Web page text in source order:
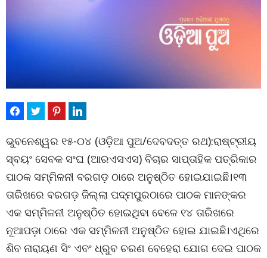
ଭୁବନେଶ୍ୱର ୧୫-୦୪ (ଓଡ଼ିଆ ପୁଅ/ଦେବଦତ୍ତ ରଥ):ରାଷ୍ଟ୍ରୀୟ
ସ୍ବୟଂ ସେବକ ସଂଘ (ଆରଏସଏସ) ବିଚାର ସାପ୍ତାହିକ ପତ୍ରିକାର
ପାଠକ ସମ୍ମିଳନୀ ବରଗଡ଼ ଠାରେ ଅନୁଷ୍ଠିତ ହୋଇଯାଇଛି।୧୩
ତାରିଖରେ ବରଗଡ଼ ଜିଲ୍ଲା ପଦ୍ମପୁରଠାରେ ପାଠକ ମାନଙ୍କର
ଏକ ସମ୍ମିଳନୀ ଅନୁଷ୍ଠିତ ହୋଇଥିବା ବେଳେ ୧୪ ତାରିଖରେ
ନୂଆପଡ଼ା ଠାରେ ଏକ ସମ୍ମିଳନୀ ଅନୁଷ୍ଠିତ ହୋଇ ଯାଇଛି।ଏଥିରେ
ଶିବ ନାରାୟଣ ସିଂ ଏବଂ ଧ୍ରୁବ ଚରଣ ବେହେରା ଯୋଗ ଦେଇ ପାଠକ